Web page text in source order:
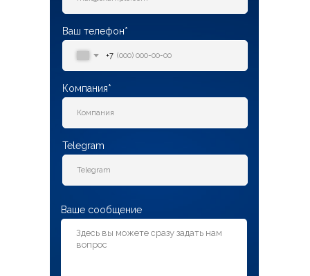
Ваш телефон*
+7
Компания*
Telegram
Ваше сообщение